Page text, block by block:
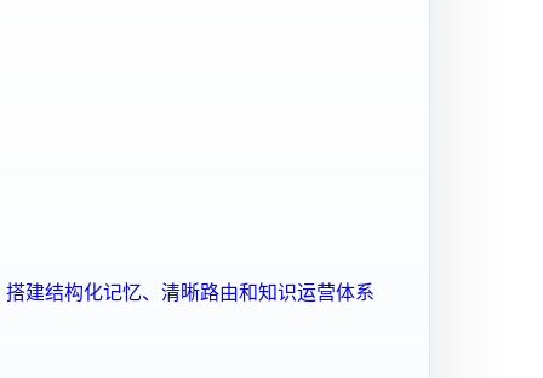
建结构化记忆、清晰路由和知识运营体系